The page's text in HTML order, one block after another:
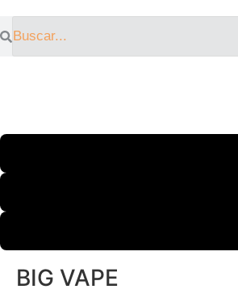
BIG VAPE